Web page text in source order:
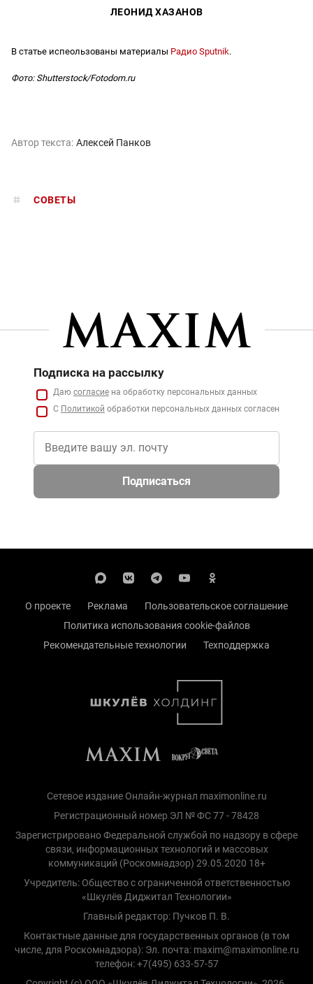
ЛЕОНИД ХАЗАНОВ
В статье испеользованы материалы Радио Sputnik.
Фото: Shutterstock/Fotodom.ru
Автор текста: Алексей Панков
СОВЕТЫ
Подписка на рассылку
Даю согласие на обработку персональных данных
С Политикой обработки персональных данных согласен
Подписаться
О проекте Реклама
Пользовательское соглашение
Политика использования cookie-файлов
Рекомендательные технологии
Техподдержка
Сетевое издание Онлайн-журнал maximonline.ru
Регистрационный номер ЭЛ № ФС 77 - 78428
Зарегистрировано Федеральной службой по надзору в сфере
связи, информационных технологий и массовых
коммуникаций (Роскомнадзор) 29.05.2020 18+
Учредитель: Общество с ограниченной ответственностью
«Шкулёв Диджитал Технологии»
Главный редактор: Пучков П. В.
Контактные данные для государственных органов (в том
числе, для Роскомнадзора): Эл. почта: maxim@maximonline.ru
телефон: +7(495) 633-57-57